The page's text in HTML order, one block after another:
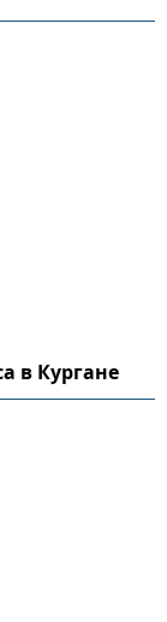
в Кургане